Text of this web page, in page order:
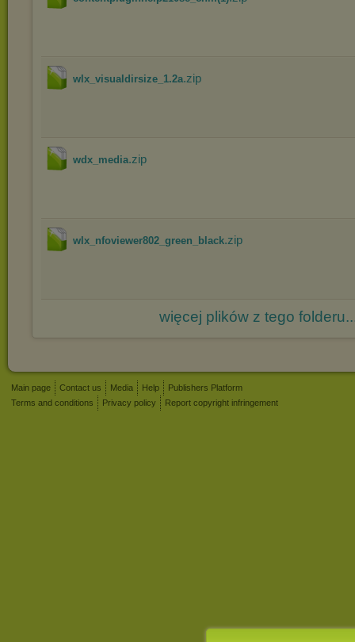
wlx_visualdirsize_1.2a.zip
wdx_media.zip
wlx_nfoviewer802_green_black.zip
więcej plików z tego
Main page Contact us Media Help
Publishers Platform
Terms and conditions
Privacy policy Report copyright infringement